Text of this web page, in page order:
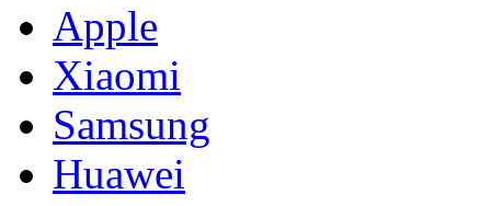
Apple
Xiaomi
Samsung
Huawei